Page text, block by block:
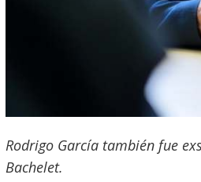
Rodrigo García también fue
Bachelet.